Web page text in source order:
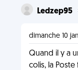
Ledzep95
dimanche 10
Quand il y a
colis, la